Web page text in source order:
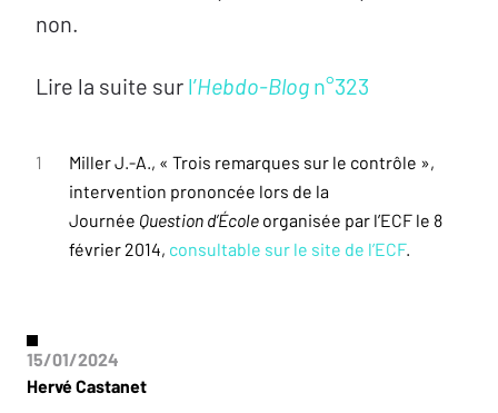
15/01/2024
Hervé Castanet
non.
Lire la suite sur l’Hebdo-Blog n°323
1
Miller J.-A., « Trois remarques sur le contrôle »,
intervention prononcée lors de la
Journée Question d’École organisée par l’ECF le 8
février 2014, consultable sur le site de l’ECF.